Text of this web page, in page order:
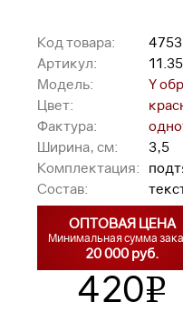
Код товара:
Артикул:
Модель:
Y
Цвет:
Фактура:
Ширина, см:
3,5
Комплектация:
Состав:
ОПТОВАЯ ЦЕНА
Минимальная сумма
20 000 руб.
420v